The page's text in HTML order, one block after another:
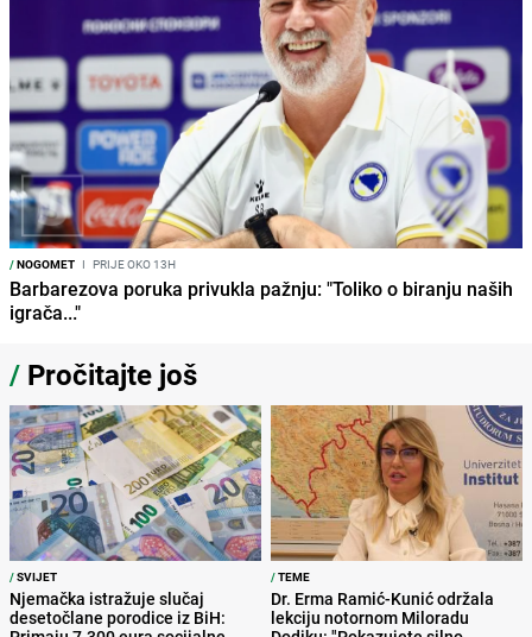
/NOGOMET I PRIJE OKO 13H
Barbarezova poruka privukla pažnju: "Toliko o biranju naših
igrača..."
/ Pročitajte još
/SVIJET
Njemačka istražuje slučaj
desetočlane porodice iz BiH:
/TEME
Dr. Erma Ramić-Kunić održala
lekciju notornom Miloradu